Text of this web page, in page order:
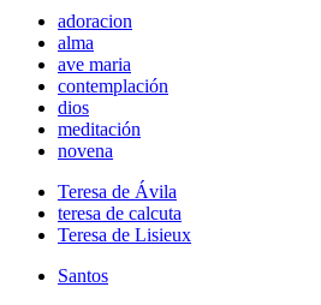
adoracion
alma
ave maria
contemplación
dios
meditación
novena
Teresa de Ávila
teresa de calcuta
Teresa de Lisieux
Santos